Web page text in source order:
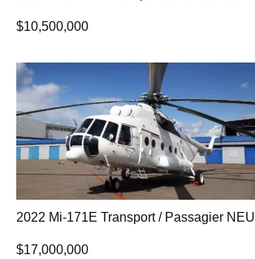
$10,500,000
2022 Mi-171E Transport / Passagier NEU
$17,000,000